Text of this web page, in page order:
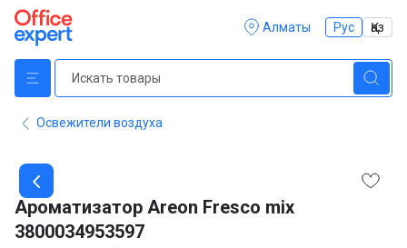
Алматы Рус Қаз
Освежители воздуха
Item
1
of
1
Ароматизатор Areon Fresco mix
3800034953597